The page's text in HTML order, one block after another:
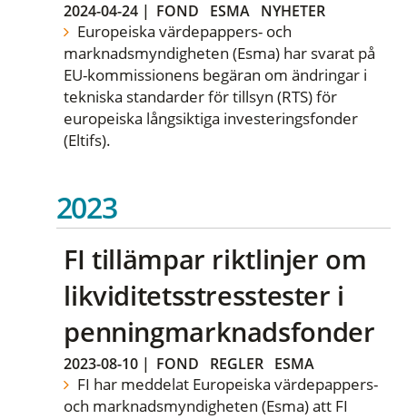
2024-04-24 | FOND ESMA NYHETER
Europeiska värdepappers- och
marknadsmyndigheten (Esma) har svarat på
EU-kommissionens begäran om ändringar i
tekniska standarder för tillsyn (RTS) för
europeiska långsiktiga investeringsfonder
(Eltifs).
2023
FI tillämpar riktlinjer om
likviditetsstresstester i
penningmarknadsfonder
2023-08-10 | FOND REGLER ESMA
FI har meddelat Europeiska värdepappers-
och marknadsmyndigheten (Esma) att FI